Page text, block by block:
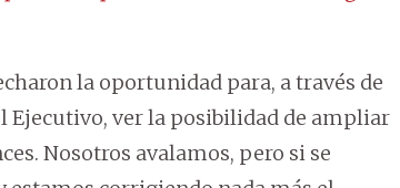
la oportunidad para, a través de
Ejecutivo, ver la posibilidad de ampliar
Nosotros avalamos, pero si se